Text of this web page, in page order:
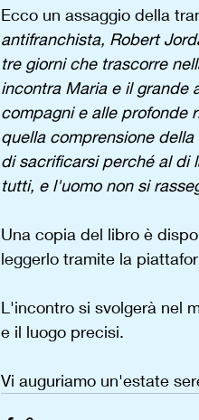
Ecco un assaggio della
antifranchista, Robert
tre giorni che trascorre
incontra Maria e il grande
compagni e alle profonde
quella comprensione
di sacrificarsi perché al di
tutti, e l'uomo non si
Una copia del libro è
leggerlo tramite la
L'incontro si svolgerà nel
e il luogo precisi.
Vi auguriamo un'estate